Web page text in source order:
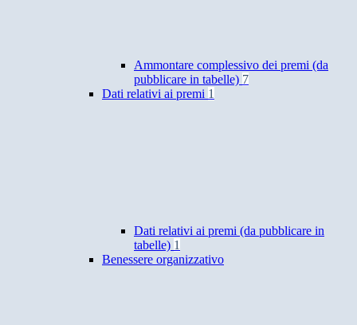
Ammontare complessivo dei premi (da
pubblicare in tabelle) 7
Dati relativi ai premi 1
Dati relativi ai premi (da pubblicare in
tabelle) 1
Benessere organizzativo